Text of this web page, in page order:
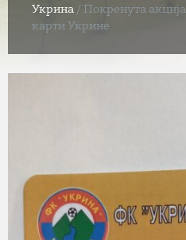
Укрина / Покренута
карти Укрине